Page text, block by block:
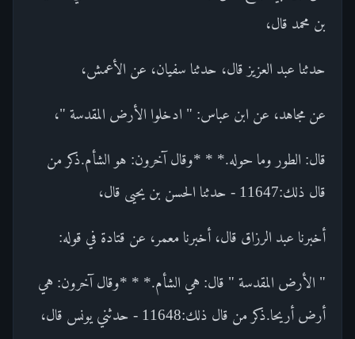
بن محمد قال،
حدثنا عبد العزيز قال، حدثنا سفيان، عن الأعمش،
عن مجاهد، عن ابن عباس: " ادخلوا الأرض المقدسة "،
قال: الطور وما حوله.* * *وقال آخرون: هو الشأم.ذكر من
قال ذلك:11647 - حدثنا الحسن بن يحيى قال،
أخبرنا عبد الرزاق قال، أخبرنا معمر، عن قتادة في قوله:
" الأرض المقدسة " قال: هي الشأم.* * *وقال آخرون: هي
أرض أريحا.ذكر من قال ذلك:11648 - حدثني يونس قال،